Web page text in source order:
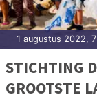
1 augustus 2022,
STICHTING
GROOTSTE